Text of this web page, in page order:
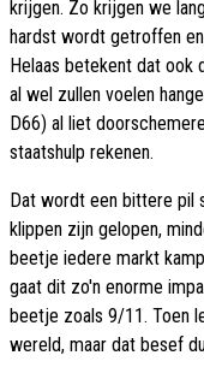
krijgen. Zo krijgen we
hardst wordt getroffen
Helaas betekent dat ook
al wel zullen voelen
D66) al liet
staatshulp rekenen.
Dat wordt een bittere pil
klippen zijn gelopen,
beetje iedere markt
gaat dit zo'n enorme
beetje zoals 9/11. Toen
wereld, maar dat besef